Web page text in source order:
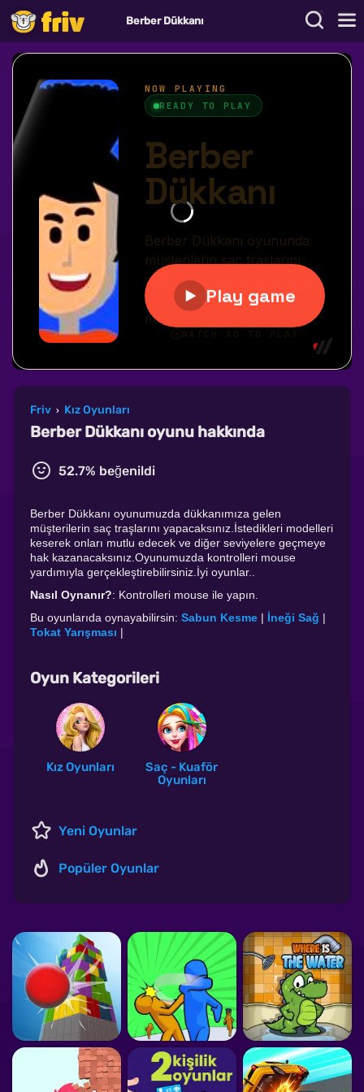
Berber Dükkanı
Friv › Kız Oyunları
Berber Dükkanı oyunu hakkında
52.7% beğenildi
Berber Dükkanı oyunumuzda dükkanımıza gelen
müşterilerin saç traşlarını yapacaksınız.İstedikleri modelleri
keserek onları mutlu edecek ve diğer seviyelere geçmeye
hak kazanacaksınız.Oyunumuzda kontrolleri mouse
yardımıyla gerçekleştirebilirsiniz.İyi oyunlar..
Nasıl Oynanır?: Kontrolleri mouse ile yapın.
Bu oyunlarıda oynayabilirsin: Sabun Kesme | İneği Sağ |
Tokat Yarışması |
Oyun Kategorileri
Kız Oyunları
Saç - Kuaför
Oyunları
Yeni Oyunlar
Popüler Oyunlar